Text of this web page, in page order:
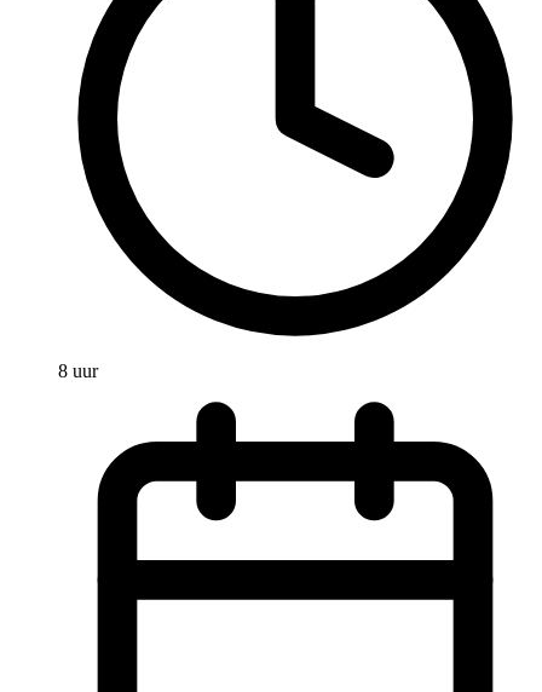
8 uur